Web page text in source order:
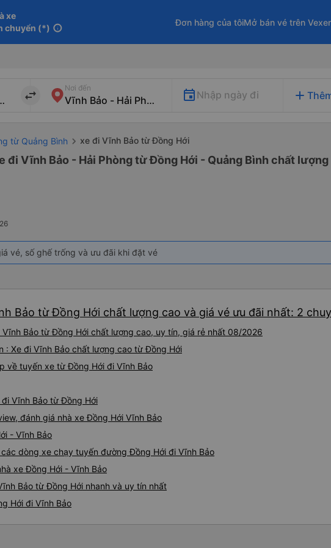
xe
chuyển (*) info
Đơn hàng của tôiMở bán vé trên
import_export
Nơi đến
Nhập ngày đi add
từ Quảng Bình xe đi Vĩnh Bảo từ Đồng Hới
đi Vĩnh Bảo - Hải Phòng từ Đồng Hới - Quảng Bình chất
vé, số ghế trống và ưu đãi khi đặt vé
Bảo từ Đồng Hới chất lượng cao và giá vé ưu đãi nhất: 2
Vĩnh Bảo từ Đồng Hới chất lượng cao, uy tín, giá rẻ nhất 08/2026
: Xe đi Vĩnh Bảo chất lượng cao từ Đồng Hới
về tuyến xe từ Đồng Hới đi Vĩnh Bảo
Vĩnh Bảo từ Đồng Hới
đánh giá nhà xe Đồng Hới Vĩnh Bảo
- Vĩnh Bảo
dòng xe chạy tuyến đường Đồng Hới đi Vĩnh Bảo
xe Đồng Hới - Vĩnh Bảo
Bảo từ Đồng Hới nhanh và uy tín nhất
Hới đi Vĩnh Bảo